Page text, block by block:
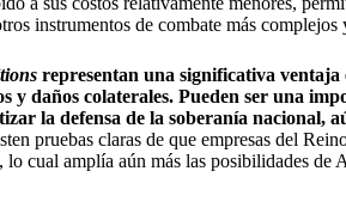
instrumentos de combate más complejos
representan una significativa ventaja
y daños colaterales. Pueden ser una
la defensa de la soberanía nacional,
pruebas claras de que empresas del
lo cual amplía aún más las posibilidades de